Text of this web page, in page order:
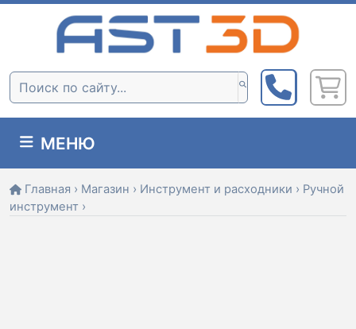
Skip
Поиск:
МЕНЮ
Главная › Магазин › Инструмент и расходники › Ручной
инструмент ›